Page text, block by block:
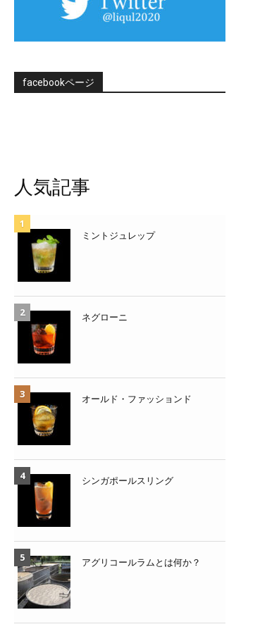
facebookページ
人気記事
ミントジュレップ
ネグローニ
オールド・ファッションド
シンガポールスリング
アグリコールラムとは何か？